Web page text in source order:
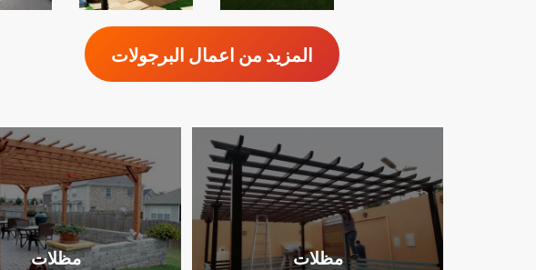
المزيد من اعمال البرجولات
مظلات
مظلات